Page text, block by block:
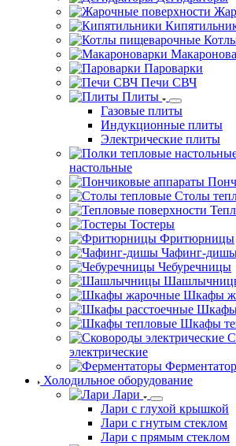
Пароварки
Печи СВЧ
Плиты
Газовые плиты
Индукционные плиты
Электрические плиты
настольные
Столы
Тостеры
Фритюрницы
Чафинг-
Чебуречницы
Шкафы
Шкафы
Шкафы
электрические
Холодильное оборудование
Лари
Лари с глухой крышкой
Лари с гнутым стеклом
Лари с прямым стеклом